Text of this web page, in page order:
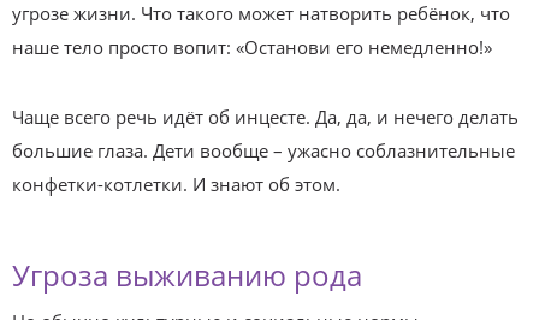
угрозе жизни. Что такого может натворить ребёнок, что
наше тело просто вопит: «Останови его немедленно!»
Чаще всего речь идёт об инцесте. Да, да, и нечего делать
большие глаза. Дети вообще – ужасно соблазнительные
конфетки-котлетки. И знают об этом.
Угроза выживанию рода